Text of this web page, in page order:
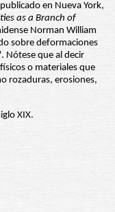
en Nueva York,
as a Branch of
Norman William
sobre deformaciones
Nótese que al decir
o materiales que
rozaduras, erosiones,
XIX.